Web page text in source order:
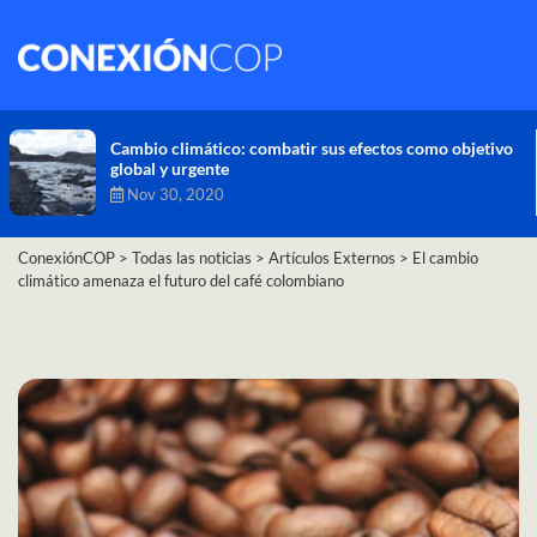
Cambio climático: combatir sus efectos como objetivo
global y urgente
Nov 30, 2020
ConexiónCOP > Todas las noticias > Artículos Externos > El cambio
climático amenaza el futuro del café colombiano